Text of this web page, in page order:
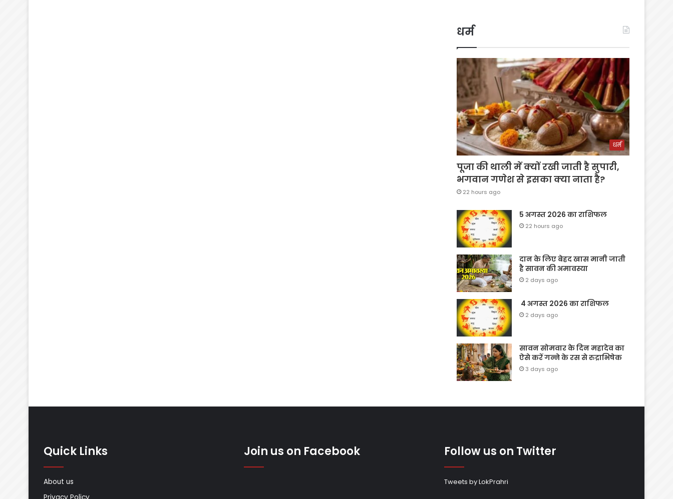
धर्म
धर्म
पूजा की थाली में क्यों रखी जाती है सुपारी,
भगवान गणेश से इसका क्या नाता है?
22 hours ago
5 अगस्त 2026 का राशिफल
22 hours ago
दान के लिए बेहद खास मानी जाती
है सावन की अमावस्या
2 days ago
4 अगस्त 2026 का राशिफल
2 days ago
सावन सोमवार के दिन महादेव का
ऐसे करें गन्ने के रस से रुद्राभिषेक
3 days ago
Quick Links
About us
Join us on Facebook Follow us on Twitter
Tweets by LokPrahri